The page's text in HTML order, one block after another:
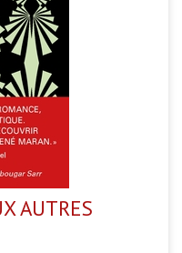
AUTRES